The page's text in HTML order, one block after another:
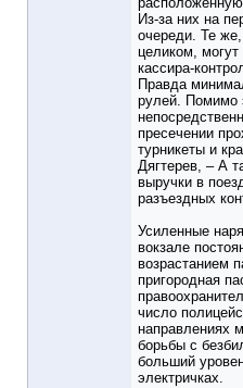
Из-за них на
очереди. Те же,
целиком,
кассира-
Правда
рулей. Помимо
пресечении
турникеты и
Дягтерев, – А
выручки в
разъездных
Усиленные
вокзале
возрастанием
пригородная
число
направлениях
борьбы с
больший
электричках.